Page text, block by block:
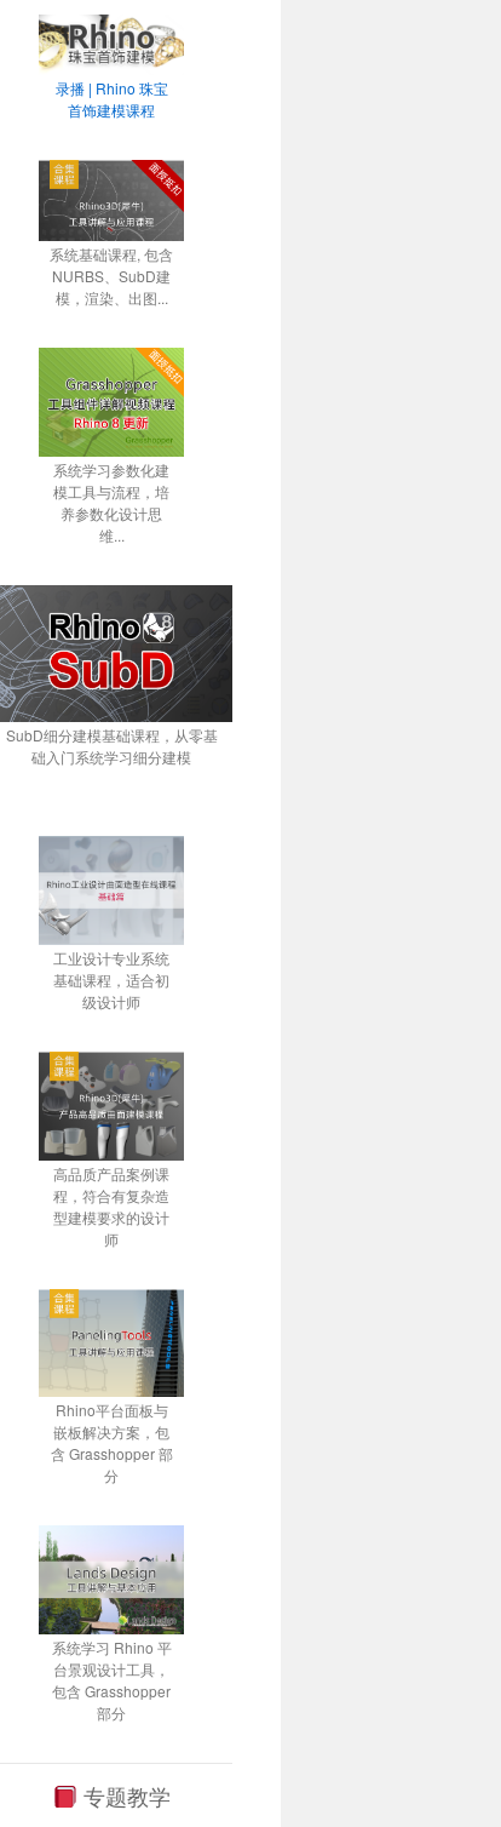
录播 | Rhino 珠宝
首饰建模课程
系统基础课程, 包含
NURBS、SubD建
模，渲染、出图...
系统学习参数化建
模工具与流程，培
养参数化设计思
维...
SubD细分建模基础课程，从零基
础入门系统学习细分建模
工业设计专业系统
基础课程，适合初
级设计师
高品质产品案例课
程，符合有复杂造
型建模要求的设计
师
Rhino平台面板与
嵌板解决方案，包
含 Grasshopper 部
分
系统学习 Rhino 平
台景观设计工具，
包含 Grasshopper
部分
专题教学